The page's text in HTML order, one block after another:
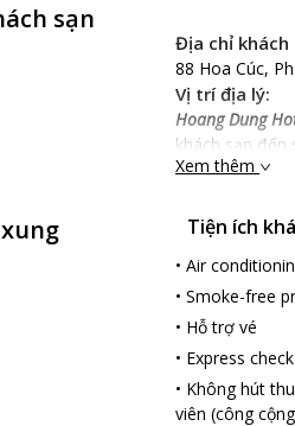
sạn
Địa chỉ khách
88 Hoa Cúc,
Vị trí địa lý:
Hoang Dung
khách sạn đến
lịch nổi tiếng
Hoang Dung
rộng, thoáng,
Đến vớiHoang
Dịch vụ khách
Hoang Dung
truyền hình
lạnh, bồn tắm
Xem thêm
Tiện ích
• Air
• Smoke-free
• Hỗ trợ vé
• Express
• Không hút
viên (công